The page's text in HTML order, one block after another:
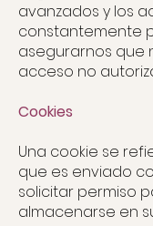
avanzados y los
constantemente
asegurarnos que
acceso no
Cookies
Una cookie se
que es enviado
solicitar permiso
almacenarse en